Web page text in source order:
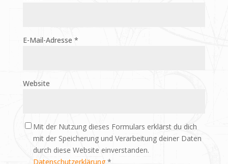
E-Mail-Adresse *
Website
Mit der Nutzung dieses Formulars erklärst du dich
mit der Speicherung und Verarbeitung deiner Daten
durch diese Website einverstanden.
Datenschutzerklärung *